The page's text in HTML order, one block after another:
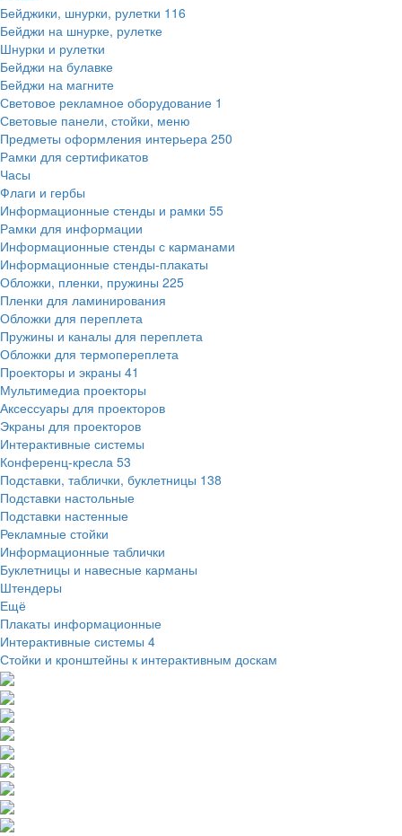
Бейджики, шнурки, рулетки 116
Бейджи на шнурке, рулетке
Шнурки и рулетки
Бейджи на булавке
Бейджи на магните
Световое рекламное оборудование 1
Световые панели, стойки, меню
Предметы оформления интерьера 250
Рамки для сертификатов
Часы
Флаги и гербы
Информационные стенды и рамки 55
Рамки для информации
Информационные стенды с карманами
Информационные стенды-плакаты
Обложки, пленки, пружины 225
Пленки для ламинирования
Обложки для переплета
Пружины и каналы для переплета
Обложки для термопереплета
Проекторы и экраны 41
Мультимедиа проекторы
Аксессуары для проекторов
Экраны для проекторов
Интерактивные системы
Конференц-кресла 53
Подставки, таблички, буклетницы 138
Подставки настольные
Подставки настенные
Рекламные стойки
Информационные таблички
Буклетницы и навесные карманы
Штендеры
Ещё
Плакаты информационные
Интерактивные системы 4
Стойки и кронштейны к интерактивным доскам